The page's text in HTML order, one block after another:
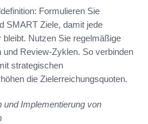
Formulieren Sie
SMART Ziele, damit jede
Nutzen Sie regelmäßige
Review-Zyklen. So verbinden
strategischen
die Zielerreichungsquoten.
Implementierung von